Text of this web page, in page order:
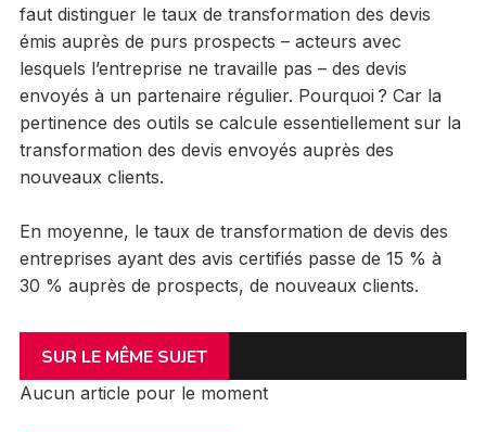
faut distinguer le taux de transformation des devis
émis auprès de purs prospects – acteurs avec
lesquels l’entreprise ne travaille pas – des devis
envoyés à un partenaire régulier. Pourquoi ? Car la
pertinence des outils se calcule essentiellement sur la
transformation des devis envoyés auprès des
nouveaux clients.
En moyenne, le taux de transformation de devis des
entreprises ayant des avis certifiés passe de 15 % à
30 % auprès de prospects, de nouveaux clients.
SUR LE MÊME SUJET
Aucun article pour le moment